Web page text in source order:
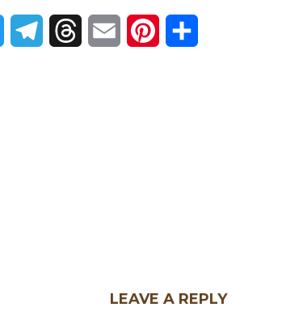
Twitter TelegramThreadsEmail Pinterest
LEAVE A REPLY